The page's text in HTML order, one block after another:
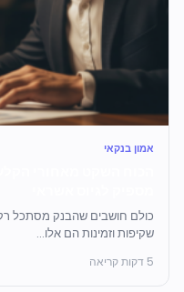
אמון בנקאי
כולם חושבים שהבנק מסתכל
שקיפות וזמינות הם אלו...
5 דקות קריאה